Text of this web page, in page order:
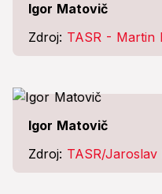
Igor Matovič
Zdroj: TASR - Martin
Igor Matovič
Zdroj: TASR/